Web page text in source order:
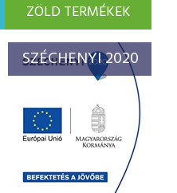
ZÖLD TERMÉKEK
SZÉCHENYI 2020